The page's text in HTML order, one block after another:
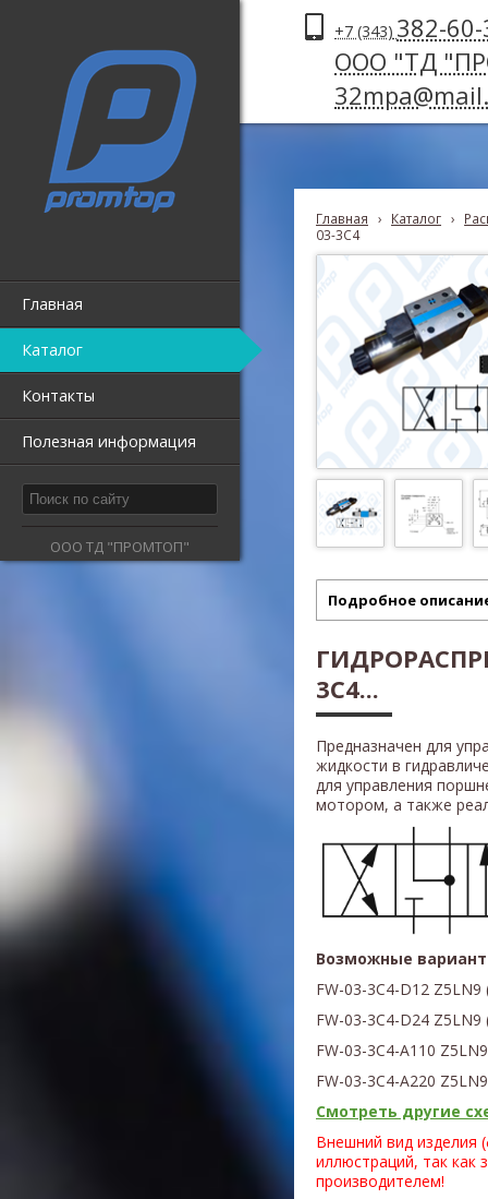
Главная
Каталог
Контакты
Полезная информация
ООО ТД "ПРОМТОП"
+7 (343) 382-
ООО "ТД
Главная › Каталог ›
03-3C4
Подробное
3C4...
Предназначен для
жидкости в
для управления
мотором, а также
Возможные
FW-03-3C4-D12 Z5LN9
FW-03-3C4-D24 Z5L N9
FW-03-3C4-A110 Z5L
FW-03-3C4-A220 Z5L
Смотреть другие
Внешний вид изделия
иллюстраций, так как
производителем!